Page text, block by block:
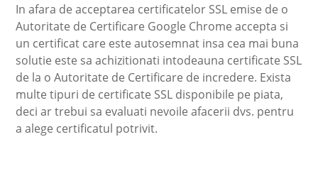
In afara de acceptarea certificatelor SSL emise de o
Autoritate de Certificare Google Chrome accepta si
un certificat care este autosemnat insa cea mai buna
solutie este sa achizitionati intodeauna certificate SSL
de la o Autoritate de Certificare de incredere. Exista
multe tipuri de certificate SSL disponibile pe piata,
deci ar trebui sa evaluati nevoile afacerii dvs. pentru
a alege certificatul potrivit.